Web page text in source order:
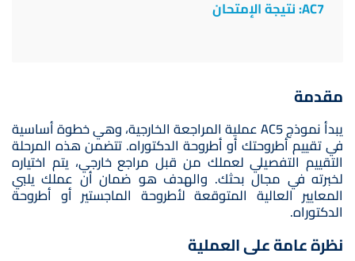
AC7: نتيجة الإمتحان
مقدمة
يبدأ نموذج AC5 عملية المراجعة الخارجية، وهي خطوة أساسية
في تقييم أطروحتك أو أطروحة الدكتوراه. تتضمن هذه المرحلة
التقييم التفصيلي لعملك من قبل مراجع خارجي، يتم اختياره
لخبرته في مجال بحثك. والهدف هو ضمان أن عملك يلبي
المعايير العالية المتوقعة لأطروحة الماجستير أو أطروحة
الدكتوراه.
نظرة عامة على العملية